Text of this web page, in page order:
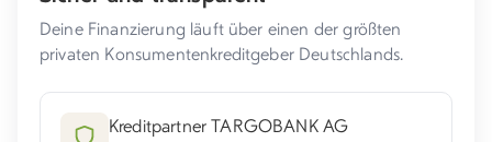
Deine Finanzierung läuft über einen der größten
privaten Konsumentenkreditgeber Deutschlands.
Kreditpartner TARGOBANK AG